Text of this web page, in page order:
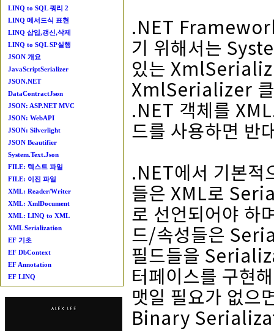
LINQ to SQL 쿼리 2
LINQ 메서드식 표현
LINQ 삽입,갱신,삭제
LINQ to SQL SP실행
JSON 개요
JavaScriptSerializer
JSON.NET
DataContractJson
JSON: ASP.NET MVC
JSON: WebAPI
JSON: Silverlight
JSON Beautifier
System.Text.Json
FILE: 텍스트 파일
FILE: 이진 파일
XML: Reader/Writer
XML: XmlDocument
XML: LINQ to XML
XML Serialization
EF 기초
EF DbContext
EF Annotation
EF LINQ
.NET
기 위해서는
있는
XmlSerializer 클
.NET 객체를
드를 사용하면 반
.NET에서 기본
들은 XML로
로 선언되어야
드/속성들은
필드들을
터페이스를 구현
맷일 필요가 없
Binary